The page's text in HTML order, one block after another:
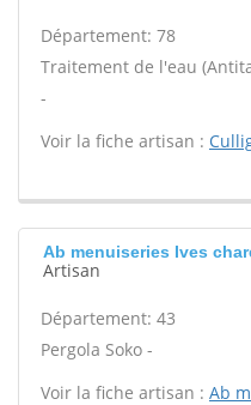
Département: 78
Traitement de l'eau
-
Voir la fiche artisan :
Ab menuiseries Ives
Artisan
Département: 43
Pergola Soko -
Voir la fiche artisan : Ab